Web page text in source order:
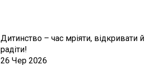
Дитинство – час мріяти, відкривати й
радіти!
26 Чер 2026